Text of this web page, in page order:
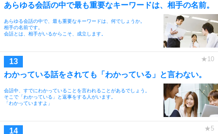
あらゆる会話の中で最も重要なキーワードは、相手の名前。
あらゆる会話の中で、最も重要なキーワードは、何でしょうか。
相手の名前です。
会話とは、相手がいるからこそ、成立します。
わかっている話をされても「わかっている」と言わない。
会話中、すでにわかっていることを言われることがあるでしょう。
そこで「わかっている」と返事をする人がいます。
「わかっていますよ」